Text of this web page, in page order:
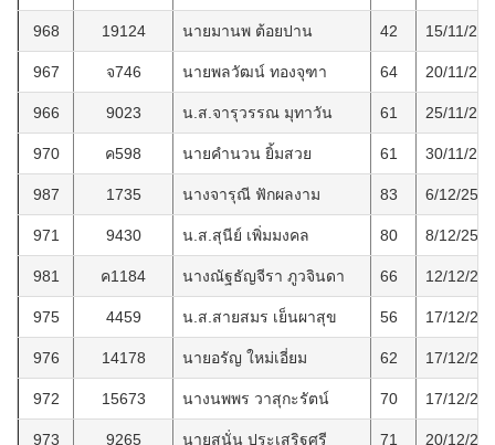
968 19124 นายมานพ ต้อยปาน 42 15/11/
967 จ746 นายพลวัฒน์ ทองจุฑา 64 20/11/
966 9023 น.ส.จารุวรรณ มุทาวัน 61 25/11/
970 ค598 นายคำนวน ยิ้มสวย 61 30/11/
987 1735 นางจารุณี ฟักผลงาม 83 6/12/2565
971 9430 น.ส.สุนีย์ เพิ่มมงคล 80 8/12/2565
981 ค1184 นางณัฐธัญจีรา ภูวจินดา 66 12/12/
975 4459 น.ส.สายสมร เย็นผาสุข 56 17/12/
976 14178 นายอรัญ ใหม่เอี่ยม 62 17/12/
972 15673 นางนพพร วาสุกะรัตน์ 70 17/12/
973 9265 นายสนั่น ประเสริฐศรี 71 20/12/